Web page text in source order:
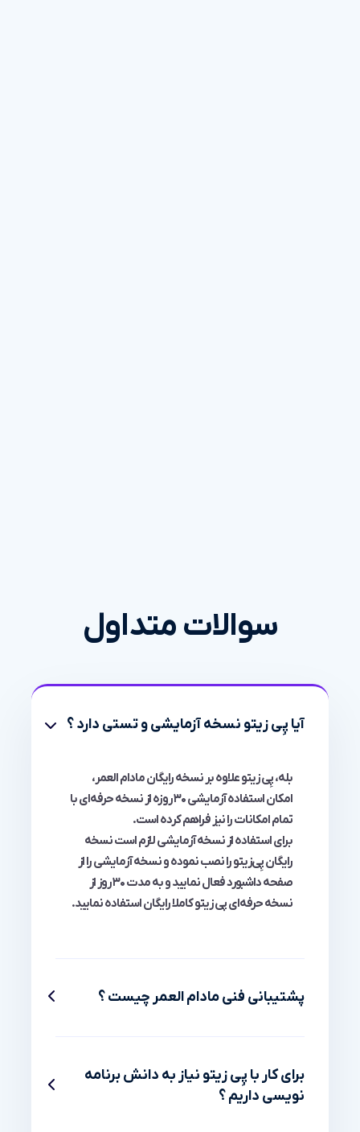
سوالات متداول
آیا پِی زیتو نسخه آزمایشی و تستی دارد ؟
بله، پِی زیتو علاوه بر نسخه رایگان مادام العمر،
امکان استفاده آزمایشی ۳۰ روزه از نسخه حرفه‌ای با
تمام امکانات را نیز فراهم کرده است.
برای استفاده از نسخه آزمایشی لازم است نسخه
رایگان پِی‌زیتو را نصب نموده و نسخه آزمایشی را از
صفحه داشبورد فعال نمایید و به مدت ۳۰ روز از
نسخه حرفه‌ای پی زیتو کاملا رایگان استفاده نمایید.
پشتیبانی فنی مادام العمر چیست ؟
برای کار با پِی زیتو نیاز به دانش برنامه
نویسی داریم ؟